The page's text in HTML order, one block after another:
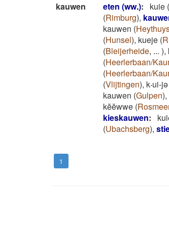
kauwen
eten (ww.): kuie (
(Rimburg),
kauwen (
(Hunsel), kueje (
(Bleijerheide, ... ),
(Heerlerbaan/
(Heerlerbaan/
(Vlijtingen), k‧ui-jə
kauwen (Gulpen),
kĕĕwwe (
kieskauwen:
(Ubachsberg),
1